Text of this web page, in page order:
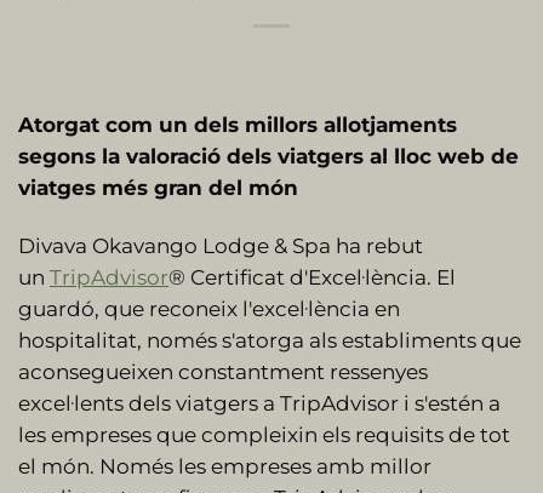
Atorgat com un dels millors allotjaments
segons la valoració dels viatgers al lloc web de
viatges més gran del món
Divava Okavango Lodge & Spa ha rebut
un TripAdvisor® Certificat d'Excel·lència. El
guardó, que reconeix l'excel·lència en
hospitalitat, només s'atorga als establiments que
aconsegueixen constantment ressenyes
excel·lents dels viatgers a TripAdvisor i s'estén a
les empreses que compleixin els requisits de tot
el món. Només les empreses amb millor